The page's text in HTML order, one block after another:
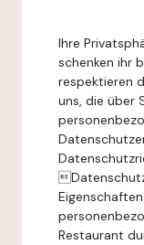
Ihre
schenken ihr
respektieren
uns, die über
Restaurant